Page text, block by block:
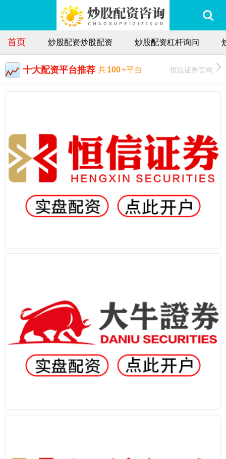
首页 炒股配资炒股配资 炒股配资杠杆询问
十大配资平台推荐 共100+平台 恒信证券官网